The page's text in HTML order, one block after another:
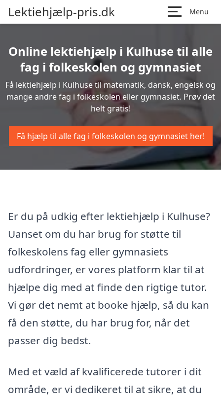
Lektiehjælp-pris.dk Menu
Online lektiehjælp i Kulhuse til alle
fag i folkeskolen og gymnasiet
Få lektiehjælp i Kulhuse til matematik, dansk, engelsk og
mange andre fag i folkeskolen eller gymnasiet. Prøv det
helt gratis!
Få hjælp til alle fag i folkeskolen og gymnasiet her!
Er du på udkig efter lektiehjælp i Kulhuse?
Uanset om du har brug for støtte til
folkeskolens fag eller gymnasiets
udfordringer, er vores platform klar til at
hjælpe dig med at finde den rigtige tutor.
Vi gør det nemt at booke hjælp, så du kan
få den støtte, du har brug for, når det
passer dig bedst.
Med et væld af kvalificerede tutorer i dit
område, er vi dedikeret til at sikre, at du